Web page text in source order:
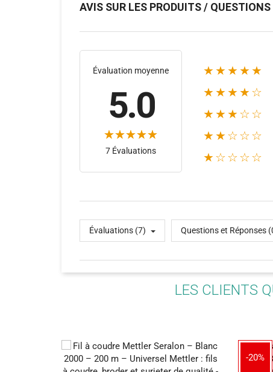
AVIS SUR LES PRODUITS / QUESTIONS
Évaluation moyenne
5.0
7 Évaluations
★★★★★
★★★★☆
★★★☆☆
★★☆☆☆
★☆☆☆☆
Évaluations (7) Questions et Réponses
LES CLIENTS
-20%